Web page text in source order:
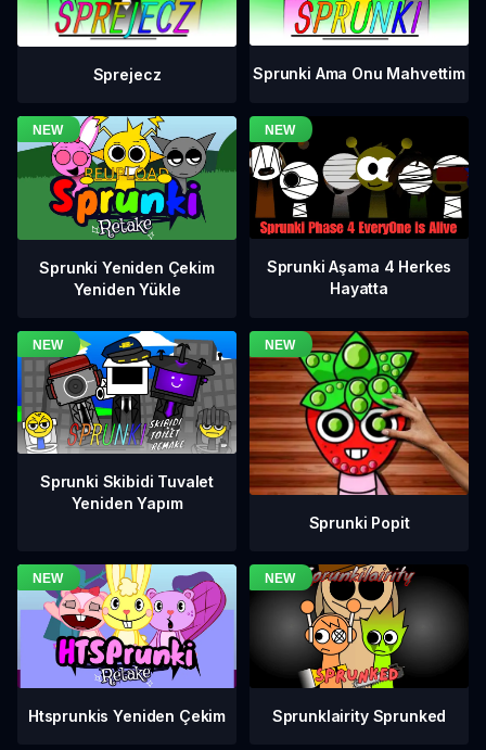
Sprejecz Sprunki Ama Onu Mahvettim
Sprunki Yeniden Çekim
Yeniden Yükle
Sprunki Aşama 4 Herkes
Hayatta
Sprunki Skibidi Tuvalet
Yeniden Yapım
Sprunki Popit
Htsprunkis Yeniden Çekim Sprunklairity Sprunked